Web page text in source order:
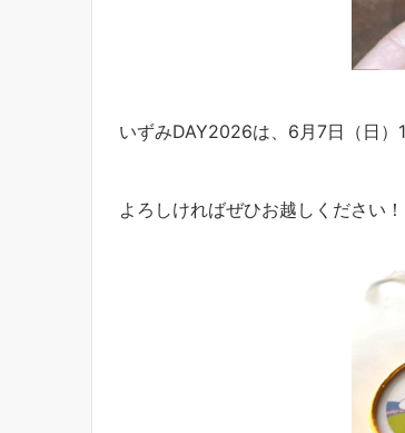
いずみDAY2026は、6月7日（日）
よろしければぜひお越しください！